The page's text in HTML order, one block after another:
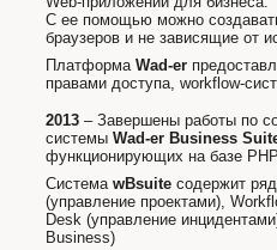
С ее помощью можно
браузеров и не зависящие от
Платформа Wad-er
правами доступа, workflow-
2013 – Завершены работы по
системы Wad-er Business
функционирующих на базе
Система wBsuite содержит
(управление проектами),
Desk (управление
Business)